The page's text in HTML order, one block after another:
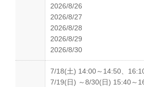
2026/8/26
2026/8/27
2026/8/28
2026/8/29
2026/8/30
7/18(土) 14:00～14:50、
7/19(日) ～8/30(日) 15:40～